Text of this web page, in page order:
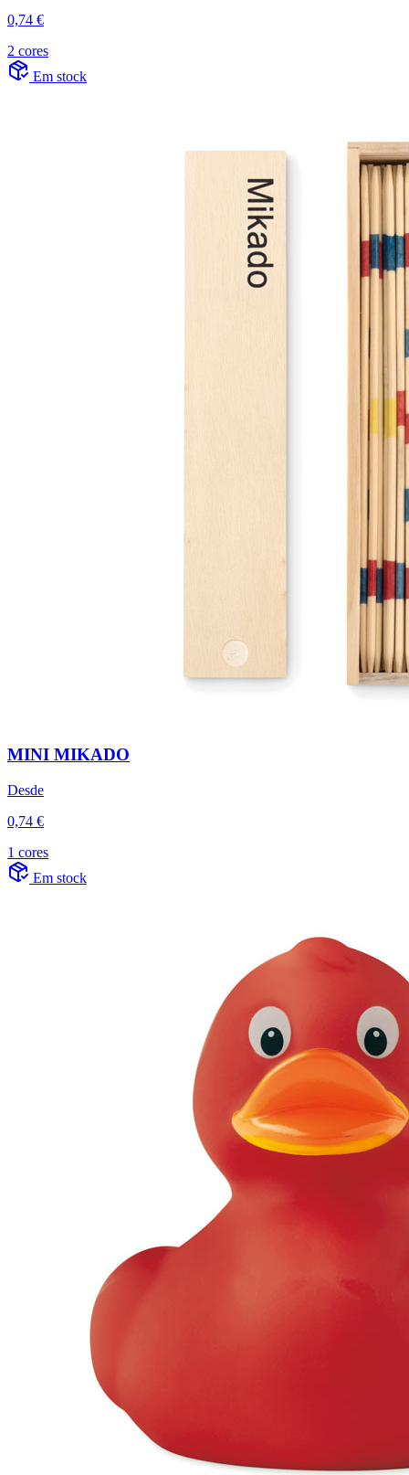
0,74 €
2 cores
Em stock
MINI MIKADO
Desde
0,74 €
1 cores
Em stock